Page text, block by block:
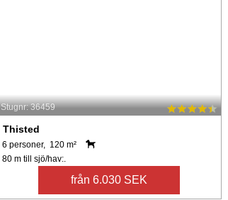
Stugnr: 36459
Thisted
6 personer, 120 m²
80 m till sjö/hav:.
från 6.030 SEK